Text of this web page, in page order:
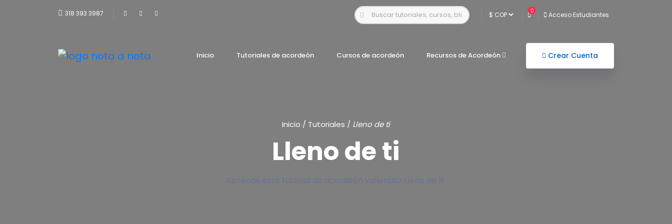
318 393 3987 0 Acceso Estudiantes
Inicio Tutoriales de acordeón Cursos de acordeón Recursos de Acordeón Crear Cuenta
Inicio / Tutoriales / Lleno de ti
Lleno de ti
Aprende este tutorial de acordeón vallenato Lleno de ti